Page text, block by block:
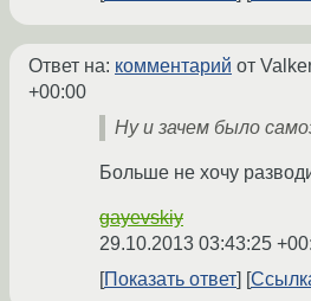
Ответ на: комментарий от
+00:00
Ну и зачем было
Больше не хочу
gayevskiy
29.10.2013 03:43:25
Показать ответ